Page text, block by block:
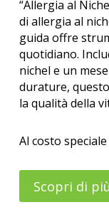
“Allergia al
di allergia al
guida offre
quotidiano.
nichel e un
durature,
la qualità della
Al costo speciale
Scopri di più